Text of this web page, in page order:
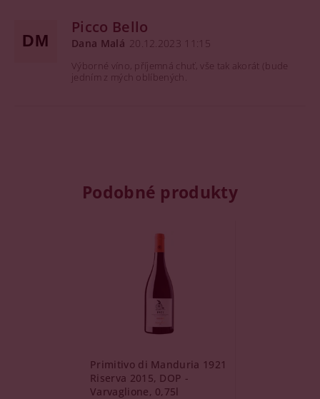
DM
Picco Bello
Dana Malá 20.12.2023 11:15
Výborné víno, příjemná chuť, vše tak akorát (bude
jedním z mých oblíbených.
Podobné produkty
Primitivo di Manduria 1921
Riserva 2015, DOP -
Varvaglione, 0,75l